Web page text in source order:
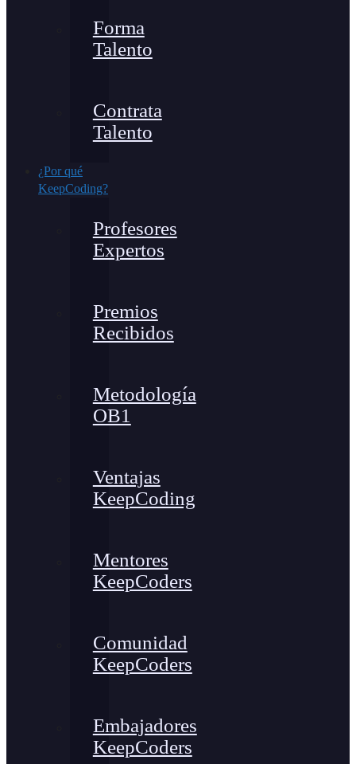
Forma
Talento
Contrata
Talento
¿Por qué
KeepCoding?
Profesores
Expertos
Premios
Recibidos
Metodología
OB1
Ventajas
KeepCoding
Mentores
KeepCoders
Comunidad
KeepCoders
Embajadores
KeepCoders